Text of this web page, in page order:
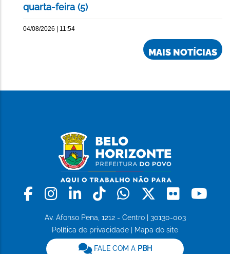
quarta-feira (5)
04/08/2026 | 11:54
MAIS NOTÍCIAS
Facebook
Instagram
LinkedinTiktokWhatsapp
X Flickr
Av. Afonso Pena, 1212 - Centro | 30130-003
Política de privacidade
Mapa do site
FALE COM A PBH